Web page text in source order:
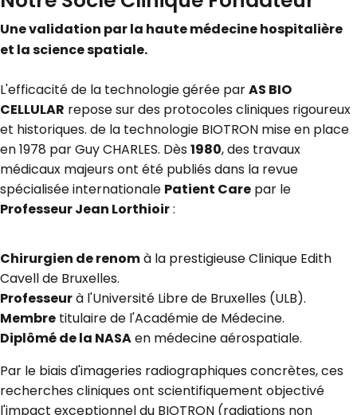
Une validation par la haute médecine hospitalière
et la science spatiale.
L'efficacité de la technologie gérée parAS BIO
CELLULAR repose sur des protocoles cliniques rigoureux
et historiques. de la technologie BIOTRON mise en place
en 1978 par Guy CHARLES. Dès1980, des travaux
médicaux majeurs ont été publiés dans la revue
spécialisée internationale Patient Care par le
Professeur Jean Lorthioir:
Chirurgien de renomà la prestigieuse Clinique Edith
Cavell de Bruxelles.
Professeurà l'Université Libre de Bruxelles (ULB).
Membre titulaire de l'Académie de Médecine.
Diplômé de la NASAen médecine aérospatiale.
Par le biais d'imageries radiographiques concrètes, ces
recherches cliniques ont scientifiquement objectivé
l'impact exceptionnel du BIOTRON (radiations non